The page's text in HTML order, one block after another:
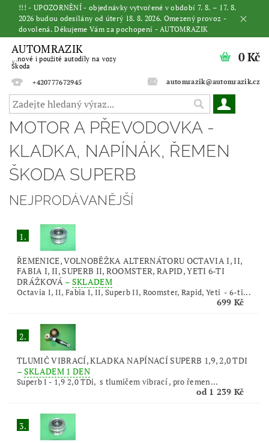
!!! - UPOZORNĚNÍ - objednávky vytvořené v období 7. 8. – 17. 8.
2026 budou odesílány od úterý 18. 8. 2026. Omezený provoz -
dovolená. Děkujeme Vám za pochopení - AUTOMRAZIK
AUTOMRAZIK
...nové i použité autodíly na vozy
Škoda
+420777672945
automrazik@automrazik.cz
0 Kč
MOTOR A PŘEVODOVKA -
KLADKA, NAPÍNÁK, ŘEMEN
ŠKODA SUPERB
NEJPRODÁVANĚJŠÍ
1.
ŘEMENICE, VOLNOBĚŽKA ALTERNÁTORU OCTAVIA I, II,
FABIA I, II, SUPERB II, ROOMSTER, RAPID, YETI 6-TI
DRÁŽKOVÁ – SKLADEM
Octavia I, II, Fabia I, II, Superb II, Roomster, Rapid, Yeti - 6-ti...
699 Kč
2.
TLUMIČ VIBRACÍ, KLADKA NAPÍNACÍ SUPERB 1,9, 2,0 TDI
– SKLADEM 1 DEN
Superb I - 1,9 2,0 TDi, s tlumičem vibrací , pro řemen...
od 1 239 Kč
3.